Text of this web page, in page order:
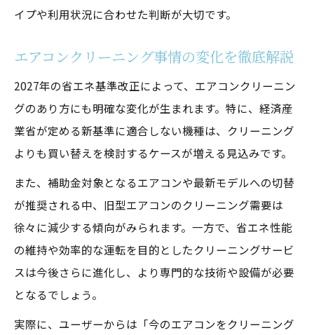
エアコンクリーニングを賢く選ぶコツ
後悔しないためのエアコンクリーニング比
較
補助金対象エアコンクリーニング一覧表
エアコンクリーニングで補助金を活用する
方法
2027年までに買い替えすべきかの判断基準
補助金とエアコンクリーニングの賢い組み
合わせ
イプや利用状況に合わせた判断が大切です。
エアコンクリーニング事情の変化を徹底解説
2027年の省エネ基準改正によって、エアコンクリーニン
グのあり方にも明確な変化が生まれます。特に、経済産
業省が定める新基準に適合しない機種は、クリーニング
よりも買い替えを検討するケースが増える見込みです。
また、補助金対象となるエアコンや最新モデルへの切替
が推奨される中、旧型エアコンのクリーニング需要は
徐々に減少する傾向がみられます。一方で、省エネ性能
の維持や効率的な運転を目的としたクリーニングサービ
スは今後さらに進化し、より専門的な技術や設備が必要
となるでしょう。
実際に、ユーザーからは「今のエアコンをクリーニング